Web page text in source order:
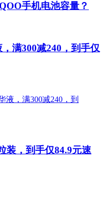
手机电池容量？
满300减240，到手仅
装，到手仅84.9元速